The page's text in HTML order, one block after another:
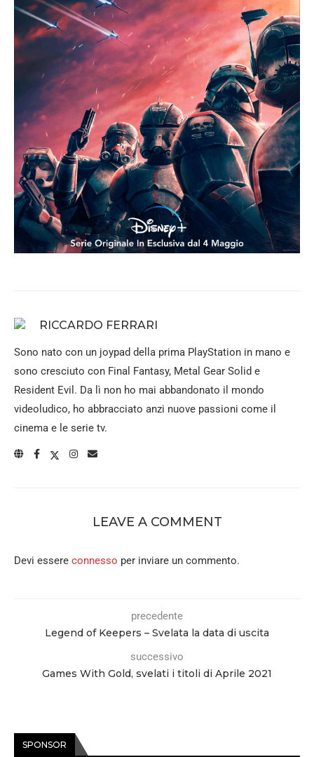
RICCARDO FERRARI
Sono nato con un joypad della prima PlayStation in mano e
sono cresciuto con Final Fantasy, Metal Gear Solid e
Resident Evil. Da lì non ho mai abbandonato il mondo
videoludico, ho abbracciato anzi nuove passioni come il
cinema e le serie tv.
LEAVE A COMMENT
Devi essere connesso per inviare un commento.
precedente
Legend of Keepers – Svelata la data di uscita
successivo
Games With Gold, svelati i titoli di Aprile 2021
SPONSOR